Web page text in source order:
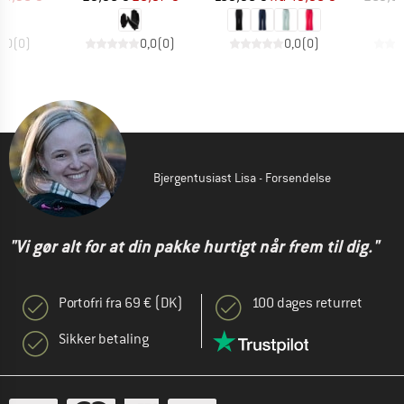
(0) 0,0(0) 0,0(0)
Bjergentusiast Lisa - Forsendelse
"Vi gør alt for at din pakke hurtigt når frem til dig."
Portofri fra 69 € (DK)
Sikker betaling
100 dages returret